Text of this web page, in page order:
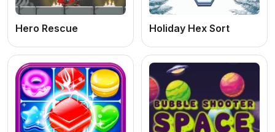
Hero Rescue Holiday Hex Sort